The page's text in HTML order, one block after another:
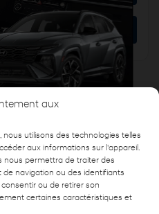
aux
utilisons des technologies telles
aux informations sur l'appareil.
nous permettra de traiter des
navigation ou des identifiants
ou de retirer son
certaines caractéristiques et
légales